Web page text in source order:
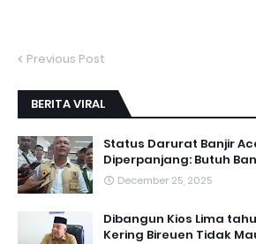
Previous Post
BERITA VIRAL
Status Darurat Banjir
Diperpanjang: Butuh
December 25, 2025
Dibangun Kios Lima
Kering Bireuen Tidak